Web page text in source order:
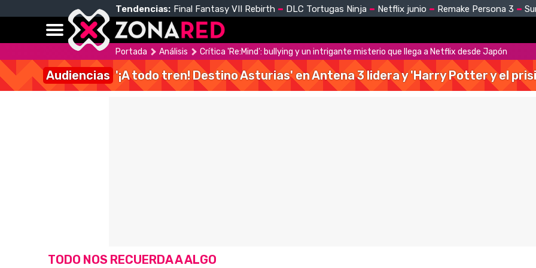
Tendencias: Final Fantasy VII Rebirth DLC Tortugas Ninja Netflix junio Remake Persona 3
Portada Análisis Crítica 'Re:Mind': bullying y un intrigante misterio que llega a Netflix desde Japón
Audiencias '¡A todo tren! Destino Asturias' en Antena 3 lidera y 'Harry Potter y el
TODO NOS RECUERDA A ALGO